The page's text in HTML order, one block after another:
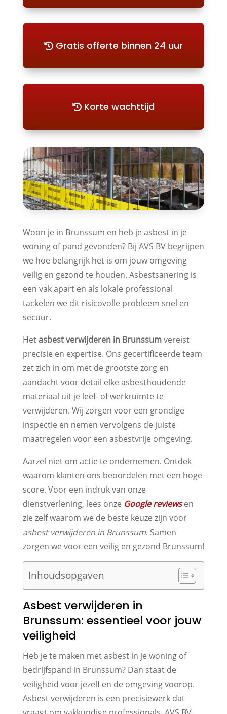
Gratis offerte binnen 24 uur
Korte wachttijd
Woon je in Brunssum en heb je asbest in je
woning of pand gevonden? Bij AVS BV begrijpen
we hoe belangrijk het is om jouw omgeving
veilig en gezond te houden. Asbestsanering is
een vak apart en als lokale professional
tackelen we dit risicovolle probleem snel en
secuur.
Hetasbest verwijderen in Brunssumvereist
precisie en expertise. Ons gecertificeerde team
zet zich in om met de grootste zorg en
aandacht voor detail elke asbesthoudende
materiaal uit je leef- of werkruimte te
verwijderen. Wij zorgen voor een grondige
inspectie en nemen vervolgens de juiste
maatregelen voor een asbestvrije omgeving.
Aarzel niet om actie te ondernemen. Ontdek
waarom klanten ons beoordelen met een hoge
score. Voor een indruk van onze
dienstverlening, lees onze Google reviewsen
zie zelf waarom we de beste keuze zijn voor
asbest verwijderen in Brunssum. Samen
zorgen we voor een veilig en gezond Brunssum!
Inhoudsopgaven
Asbest verwijderen in
Brunssum: essentieel voor jouw
veiligheid
Heb je te maken met asbest in je woning of
bedrijfspand in Brunssum? Dan staat de
veiligheid voor jezelf en de omgeving voorop.
Asbest verwijderen is een precisiewerk dat